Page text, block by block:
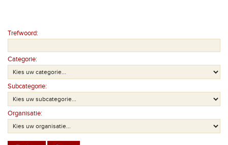
Trefwoord:
Categorie:
Subcategorie:
Organisatie: